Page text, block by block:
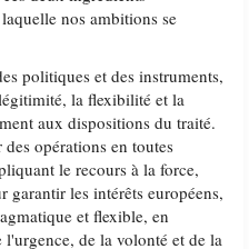
nos ambitions se
politiques et des instruments,
la flexibilité et la
aux dispositions du traité.
opérations en toutes
le recours à la force,
garantir les intérêts européens,
et flexible, en
de la volonté et de la